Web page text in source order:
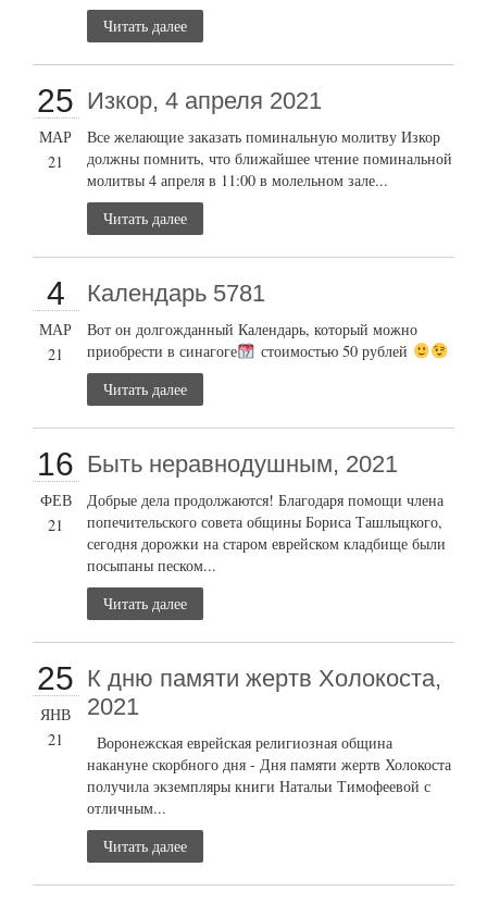
Читать далее
25
МАР
21
Изкор, 4 апреля 2021
Все желающие заказать поминальную молитву Изкор
должны помнить, что ближайшее чтение поминальной
молитвы 4 апреля в 11:00 в молельном зале...
Читать далее
4
МАР
21
Календарь 5781
Вот он долгожданный Календарь, который можно
приобрести в синагоге
стоимостью 50 рублей
Читать далее
16
ФЕВ
21
Быть неравнодушным, 2021
Добрые дела продолжаются! Благодаря помощи члена
попечительского совета общины Бориса Ташлыцкого,
сегодня дорожки на старом еврейском кладбище были
посыпаны песком...
Читать далее
25
ЯНВ
21
К дню памяти жертв Холокоста,
2021
Воронежская еврейская религиозная община
накануне скорбного дня - Дня памяти жертв Холокоста
получила экземпляры книги Натальи Тимофеевой с
отличным...
Читать далее